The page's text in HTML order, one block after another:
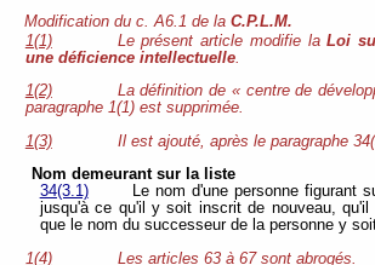
Modification du c. A6.1 de la C.P.L.M.
1(1)
Le présent article modifie laLoi
une déficience intellectuelle.
1(2)
La définition de « centre de
paragraphe 1(1) est supprimée.
1(3)
Il est ajouté, après le paragraphe
Nom demeurant sur la liste
34(3.1)
Le nom d'une personne figurant
jusqu'à ce qu'il y soit inscrit de nouveau,
que le nom du successeur de la personne y
1(4)
Les articles 63 à 67 sont abrogés.